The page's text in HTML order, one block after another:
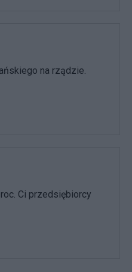
na rządzie.
Ci przedsiębiorcy